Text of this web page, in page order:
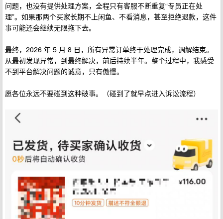
问题，也没有提供处理方案，全程只有客服不断重复“专员正在处
理”。如果那两个买家长期不上闲鱼、不看消息，甚至拒绝退款，这件
事可能还会继续无限拖下去。
最终，2026 年 5 月 8 日，所有异常订单终于处理完成，调解结束。
从最初发现异常，到最终解决，前后持续半年。整个过程中，我感受
不到平台解决问题的诚意，只有傲慢。
愿各位永远不要碰到这种破事。（碰到了就早点进入诉讼流程）